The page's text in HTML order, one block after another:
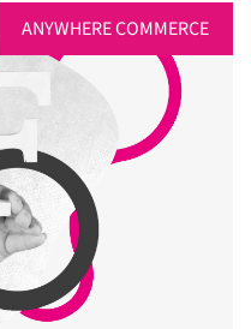
ANYWHERE COMMERCE